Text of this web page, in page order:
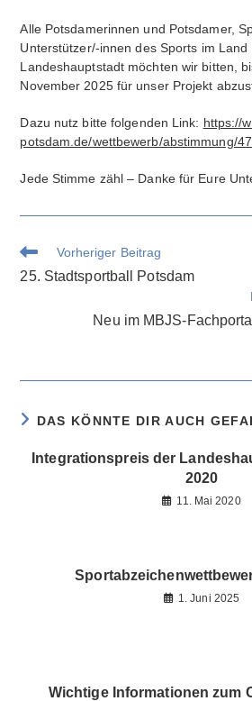
Alle Potsdamerinnen und Potsdamer,
Unterstützer/-innen des Sports im
Landeshauptstadt möchten wir bitten,
November 2025 für unser Projekt
Dazu nutz bitte folgenden Link: https://
potsdam.de/wettbewerb/abstimmung/
Jede Stimme zähl – Danke für Eure
Weitere
Artikel
ansehen
Vorheriger Beitrag
25. Stadtsportball Potsdam
Neu im MBJS-
DAS KÖNNTE DIR AUCH
Integrationspreis der
2020
11. Mai 2020
1. Juni 2025
Wichtige Informationen zum